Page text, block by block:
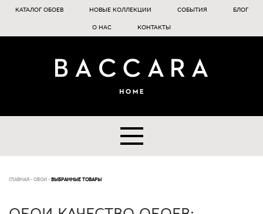
КАТАЛОГ ОБОЕВ НОВЫЕ КОЛЛЕКЦИИ СОБЫТИЯ БЛОГ
О НАС КОНТАКТЫ
ГЛАВНАЯ - ОБОИ - ВЫБРАННЫЕ ТОВАРЫ